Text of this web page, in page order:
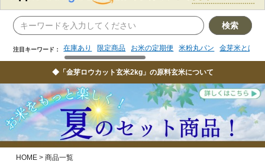
検索
注目キーワード： 在庫あり 限定商品 お米の定期便 米粉丸パン 金芽米とは
◆「金芽ロウカット玄米2kg」の原料玄米について
HOME
商品一覧